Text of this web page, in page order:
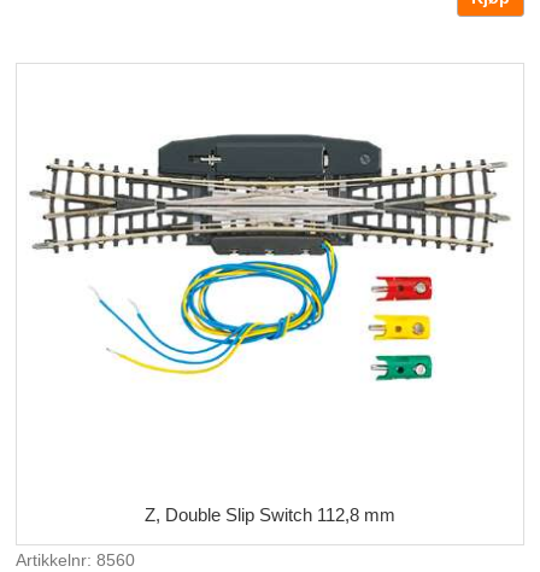
Z, Double Slip Switch 112,8 mm
Artikkelnr: 8560